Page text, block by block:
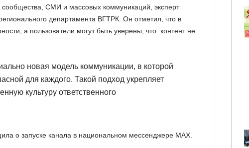
СМИ и массовых коммуникаций, эксперт
департамента ВГТРК. Он отметил, что в
а пользователи могут быть уверены, что контент не
новая модель коммуникации, в которой
для каждого. Такой подход укрепляет
культуру ответственного
о запуске канала в национальном мессенджере МАХ.